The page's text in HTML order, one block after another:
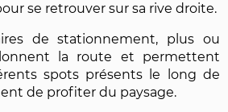
se retrouver sur sa rive droite.
de stationnement, plus ou
la route et permettent
spots présents le long de
de profiter du paysage.